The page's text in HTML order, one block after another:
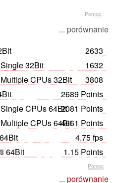
Pomoc
... porównanie
2633
32Bit
1632
CPUs 32Bit
3808
2689 Points
CPUs 64Bit2081 Points
CPUs 64Bit4661 Points
4.75 fps
64Bit
1.15 Points
Pomoc
... porównanie